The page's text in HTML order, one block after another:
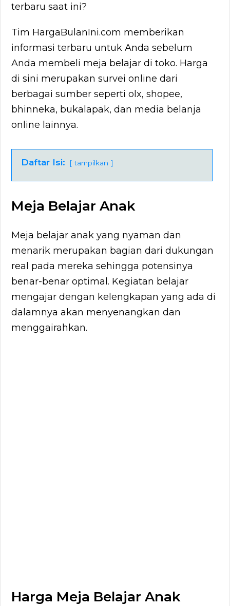
terbaru saat ini?
Tim HargaBulanIni.com memberikan
informasi terbaru untuk Anda sebelum
Anda membeli meja belajar di toko. Harga
di sini merupakan survei online dari
berbagai sumber seperti olx, shopee,
bhinneka, bukalapak, dan media belanja
online lainnya.
Daftar Isi: tampilkan
Meja Belajar Anak
Meja belajar anak yang nyaman dan
menarik merupakan bagian dari dukungan
real pada mereka sehingga potensinya
benar-benar optimal. Kegiatan belajar
mengajar dengan kelengkapan yang ada di
dalamnya akan menyenangkan dan
menggairahkan.
Harga Meja Belajar Anak